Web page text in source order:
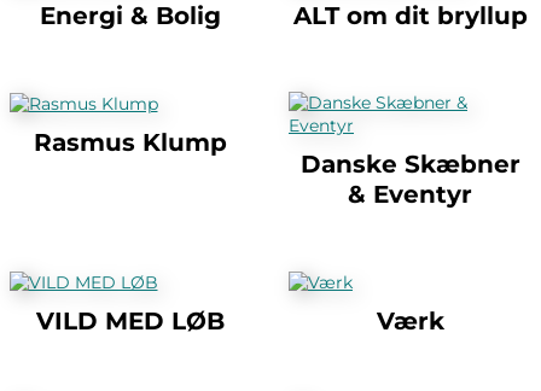
Energi & Bolig ALT om dit bryllup
Rasmus Klump
Danske Skæbner
& Eventyr
VILD MED LØB Værk